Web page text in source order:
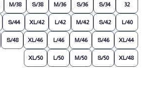
32
34/S
36/S
36/M
38/S
38/M
40/L
42/S
42/M
42/L
42/XL
44/S
44/XL
46/S
46/M
46/L
46/XL
48/S
48/XL
50/S
50/M
50/L
50/XL